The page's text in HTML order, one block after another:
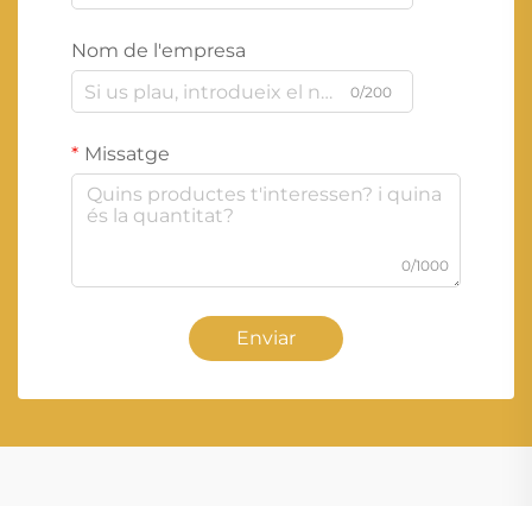
Nom de l'empresa
0/200
Missatge
0/1000
Enviar